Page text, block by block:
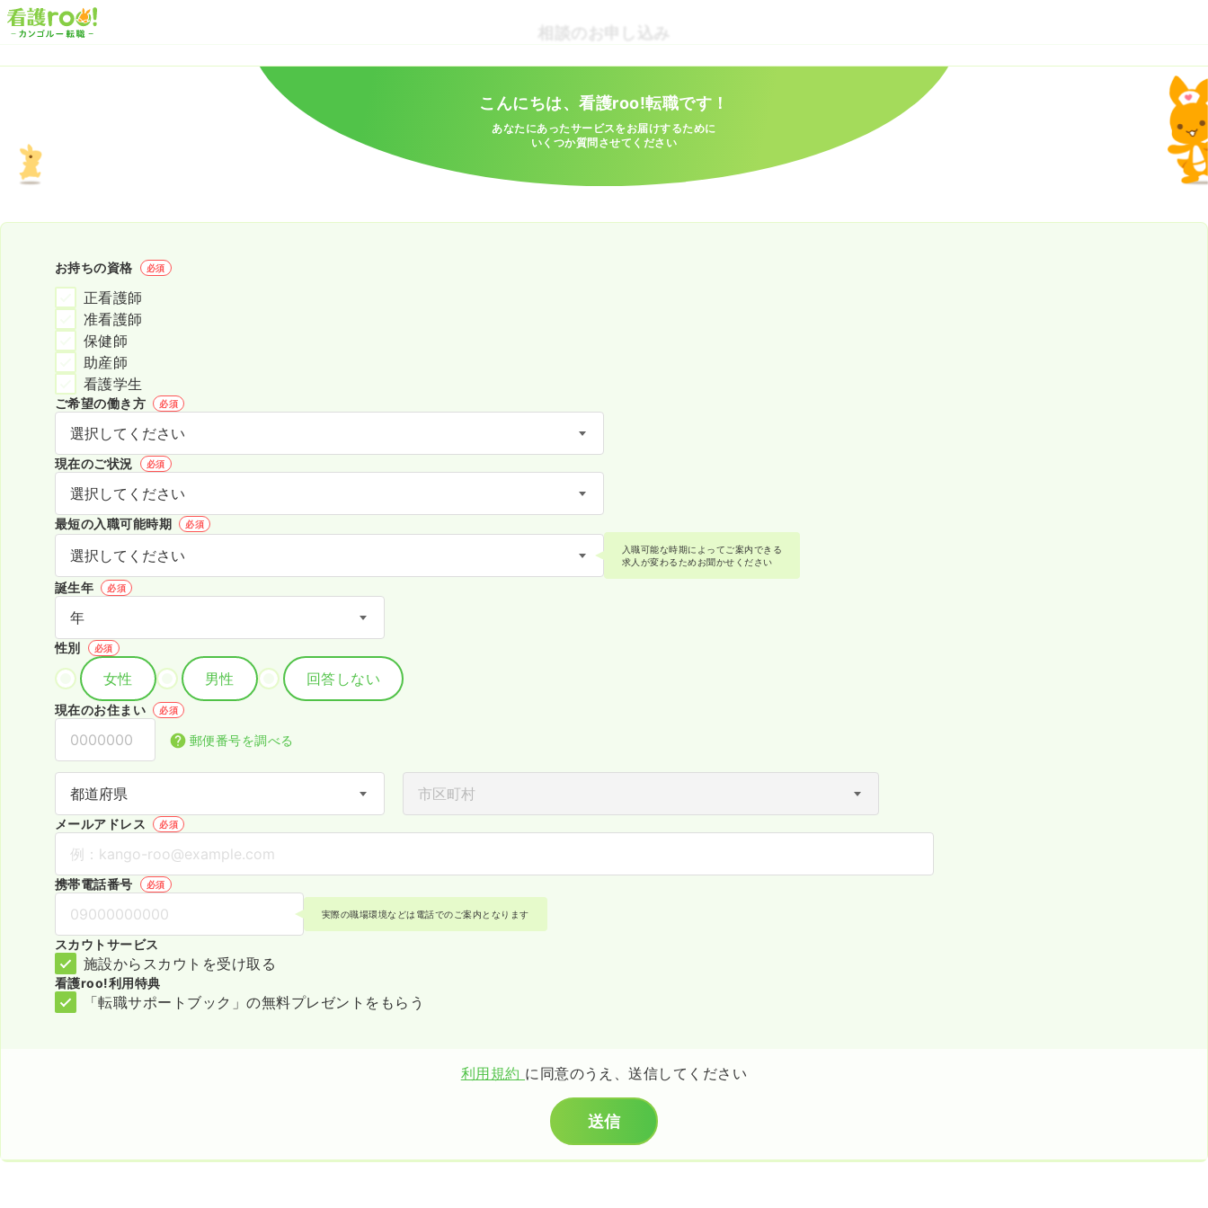
相談のお申し込み
こんにちは、看護roo!転職です！
あなたにあったサービスをお届けするために
いくつか質問させてください
お持ちの資格 必須
正看護師
准看護師
保健師
助産師
看護学生
ご希望の働き方 必須
現在のご状況 必須
最短の入職可能時期 必須
入職可能な時期によってご案内できる
求人が変わるためお聞かせください
誕生年 必須
性別 必須
女性 男性 回答しない
現在のお住まい 必須
郵便番号を調べる
メールアドレス 必須
携帯電話番号 必須
実際の職場環境などは電話でのご案内となります
スカウトサービス
施設からスカウトを受け取る
看護roo!利用特典
「転職サポートブック」の無料プレゼントをもらう
利用規約 に同意のうえ、送信してください
送信